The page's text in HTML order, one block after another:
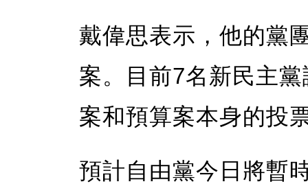
戴偉思表示，他的黨
案。目前7名新民主
案和預算案本身的投
預計自由黨今日將暫